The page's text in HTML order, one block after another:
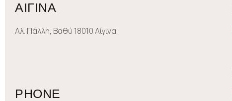
ΑΙΓΙΝΑ
Αλ. Πάλλη, Βαθύ 18010 Αίγινα
PHONE